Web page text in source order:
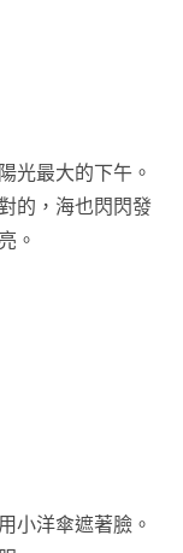
光最大的下午。
的，海也閃閃發
。
小洋傘遮著臉。